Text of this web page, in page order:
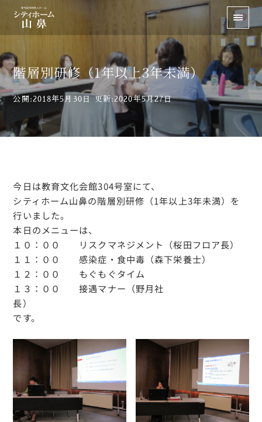
階層別研修（1年以上3年未満）
公開:2018年5月30日 更新:2020年5月27日
今日は教育文化会館304号室にて、
シティホーム山鼻の階層別研修（1年以上3年未満）を
行いました。
本日のメニューは、
１０：００ リスクマネジメント（桜田フロア長）
１１：００ 感染症・食中毒（森下栄養士）
１２：００ もぐもぐタイム
１３：００ 接遇マナー（野月社
長）
です。